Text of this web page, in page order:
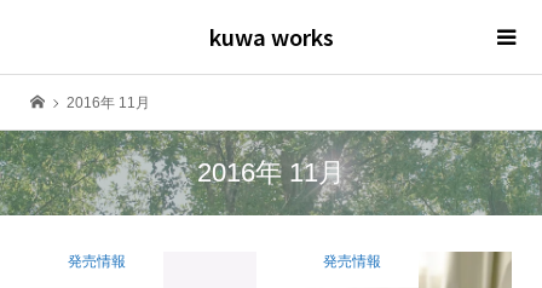
kuwa works
2016年 11月
2016年 11月
発売情報 発売情報